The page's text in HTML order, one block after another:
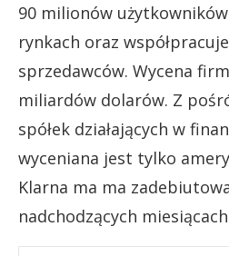
90 milionów
rynkach oraz
sprzedawców. Wycena
miliardów dolarów. Z
spółek działających w
wyceniana jest tylko
Klarna ma ma
nadchodzących